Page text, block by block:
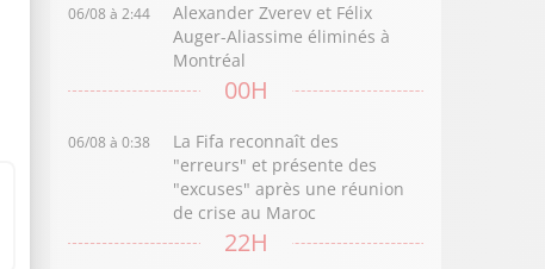
06/08 à 2:44
Alexander Zverev et Félix
Auger-Aliassime éliminés à
Montréal
00H
06/08 à 0:38
La Fifa reconnaît des
"erreurs" et présente des
"excuses" après une réunion
de crise au Maroc
22H